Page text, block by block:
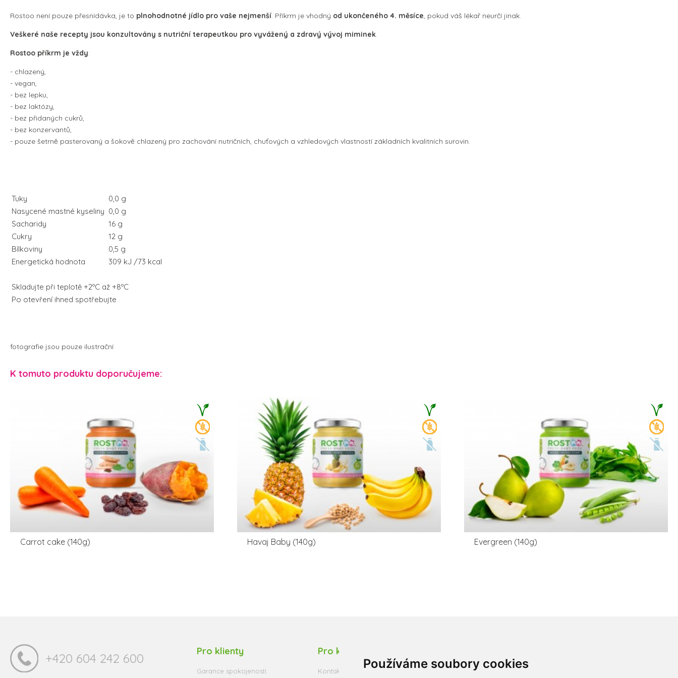
Používáme soubory cookies
Rostoo není pouze přesnídávka, je to plnohodnotné jídlo pro vaše nejmenší . Příkrm je vhodný od ukončeného 4. měsíce , pokud váš lékař neurčí jinak.
Veškeré naše recepty jsou konzultovány s nutriční terapeutkou pro vyvážený a zdravý vývoj miminek
Rostoo příkrm je vždy:
- chlazený,
- vegan,
- bez lepku,
- bez laktózy,
- bez přidaných cukrů,
- bez konzervantů,
- pouze šetrně pasterovaný a šokově chlazený pro zachování nutričních, chuťových a vzhledových vlastností základních kvalitních surovin.
Tuky
0,0 g
Nasycené mastné kyseliny 0,0 g
Sacharidy
16 g
Cukry
12 g
Bílkoviny
0,5 g
Energetická hodnota
309 kJ /73 kcal
Skladujte při teplotě +2ºC až +8ºC
Po otevření ihned spotřebujte
fotografie jsou pouze ilustrační
K tomuto produktu doporučujeme:
Carrot cake (140g) Havaj Baby (140g) Evergreen (140g)
+420 604 242 600 Pro klienty
Garance spokojenosti
Pro klienty
Kontakt